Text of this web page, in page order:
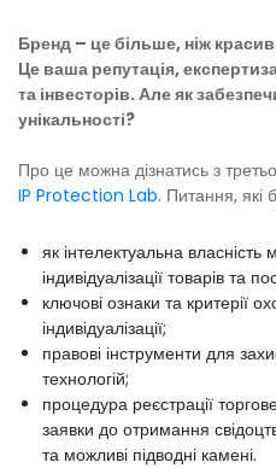
Бренд – це більше, ніж
Це ваша репутація,
та інвесторів. Але як
унікальності?
Про це можна дізнатись з
IP Protection Lab. Питання, які
як інтелектуальна
індивідуалізації товарів та
ключові ознаки та критерії
індивідуалізації;
правові інструменти для
технологій;
процедура реєстрації
заявки до отримання
та можливі підводні камені.